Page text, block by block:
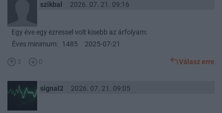
szikbal 2026. 07. 21. 09:16
Egy éve egy ezressel volt kisebb az árfolyam:
Éves minimum: 1485 2025-07-21
3 0 Válasz erre
signal2 2026. 07. 21. 09:05